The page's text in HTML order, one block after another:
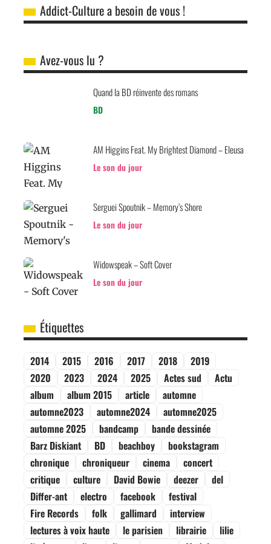
Addict-Culture a besoin de vous !
Avez-vous lu ?
Quand la BD réinvente des romans
BD
AM Higgins Feat. My Brightest Diamond – Eleusa
Le son du jour
Serguei Spoutnik – Memory’s Shore
Le son du jour
Widowspeak – Soft Cover
Le son du jour
Étiquettes
2014 2015 2016 2017 2018
2019
2020
2023 2024 2025 Actes sud
Actu
album
album 2015 article
automne
automne2023
automne2024
automne2025
automne 2025
bandcamp
bande dessinée
Barz Diskiant
BD beachboy
bookstagram
chronique
chroniqueur cinema
concert
critique
culture David Bowie deezer
del
Differ-ant
electro facebook
festival
Fire Records
folk gallimard
interview
lectures à voix haute
le parisien librairie
lilie